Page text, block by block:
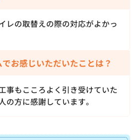
レの取替えの際の対応がよかっ
お感じいただいたことは？
事もこころよく引き受けていた
の方に感謝しています。